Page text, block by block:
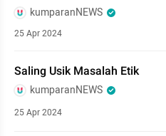
kumparanNEWS
25 Apr 2024
Saling Usik Masalah Etik
kumparanNEWS
25 Apr 2024